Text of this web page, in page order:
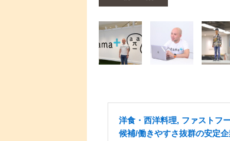
洋食・西洋料理, ファストフ
候補/働きやすさ抜群の安定